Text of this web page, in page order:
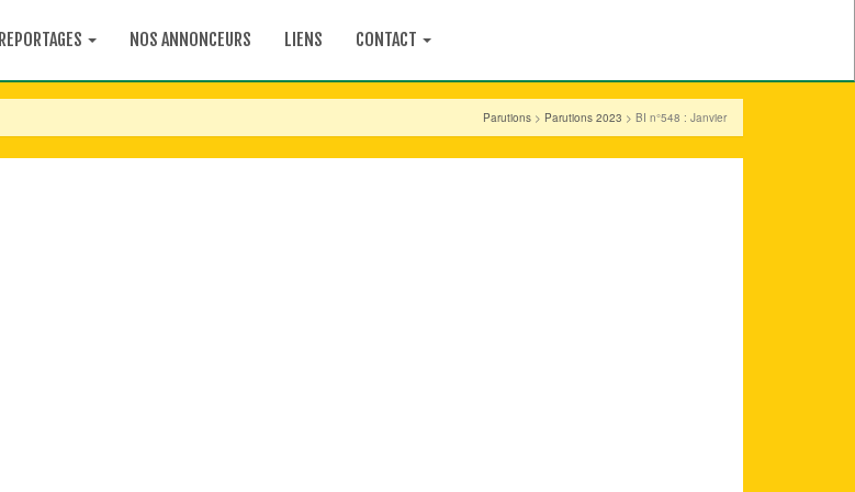
REPORTAGES NOS ANNONCEURS LIENS CONTACT
Parutions > Parutions 2023 > BI n°548 : Janvier